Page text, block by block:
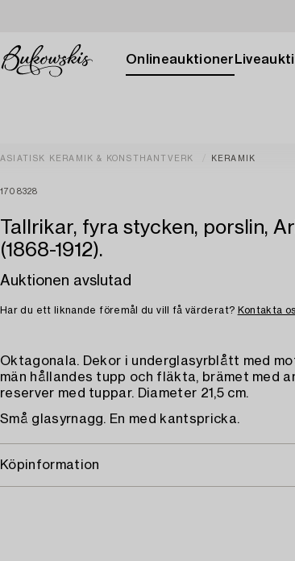
Onlineauktioner
ASIATISK KERAMIK & KONSTHANTVERK KERAMIK
1708328
Tallrikar, fyra stycken, porslin,
(1868-1912).
Auktionen avslutad
Har du ett liknande föremål du vill få värderat? Kontakta
Oktagonala. Dekor i underglasyrblått med
män hållandes tupp och fläkta, brämet med
reserver med tuppar. Diameter 21,5 cm.
Små glasyrnagg. En med kantspricka.
Köpinformation